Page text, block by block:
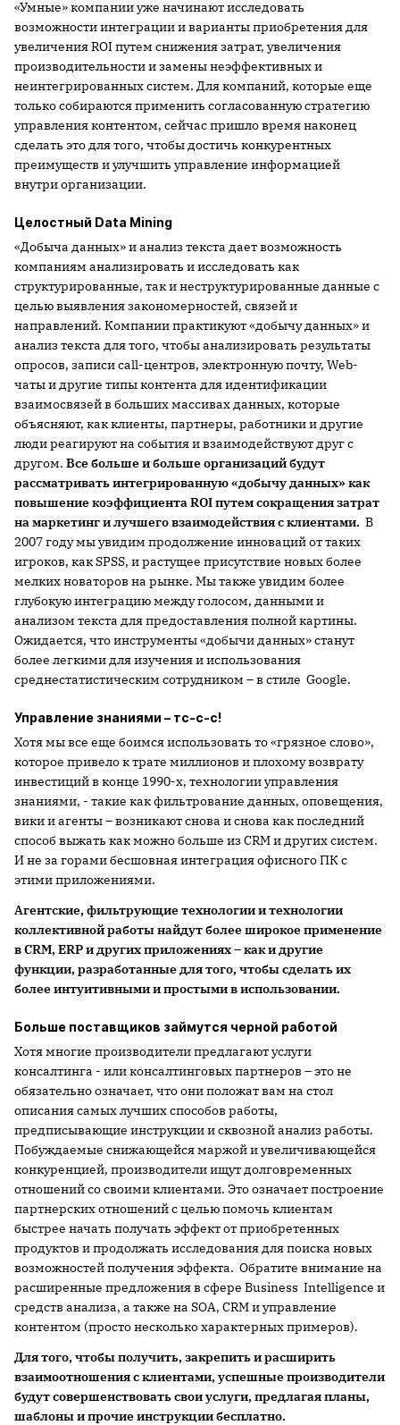
«Умные» компании уже начинают исследовать
возможности интеграции и варианты приобретения для
увеличения ROI путем снижения затрат, увеличения
производительности и замены неэффективных и
неинтегрированных систем. Для компаний, которые еще
только собираются применить согласованную стратегию
управления контентом, сейчас пришло время наконец
сделать это для того, чтобы достичь конкурентных
преимуществ и улучшить управление информацией
внутри организации.
Целостный Data Mining
«Добыча данных» и анализ текста дает возможность
компаниям анализировать и исследовать как
структурированные, так и неструктурированные данные с
целью выявления закономерностей, связей и
направлений. Компании практикуют «добычу данных» и
анализ текста для того, чтобы анализировать результаты
опросов, записи call-центров, электронную почту, Web-
чаты и другие типы контента для идентификации
взаимосвязей в больших массивах данных, которые
объясняют, как клиенты, партнеры, работники и другие
люди реагируют на события и взаимодействуют друг с
другом. Все больше и больше организаций будут
рассматривать интегрированную «добычу данных» как
повышение коэффициента ROI путем сокращения затрат
на маркетинг и лучшего взаимодействия с клиентами. В
2007 году мы увидим продолжение инноваций от таких
игроков, как SPSS, и растущее присутствие новых более
мелких новаторов на рынке. Мы также увидим более
глубокую интеграцию между голосом, данными и
анализом текста для предоставления полной картины.
Ожидается, что инструменты «добычи данных» станут
более легкими для изучения и использования
среднестатистическим сотрудником – в стиле Google.
Управление знаниями – тс-с-с!
Хотя мы все еще боимся использовать то «грязное слово»,
которое привело к трате миллионов и плохому возврату
инвестиций в конце 1990-х, технологии управления
знаниями, - такие как фильтрование данных, оповещения,
вики и агенты – возникают снова и снова как последний
способ выжать как можно больше из CRM и других систем.
И не за горами бесшовная интеграция офисного ПК с
этими приложениями.
Агентские, фильтрующие технологии и технологии
коллективной работы найдут более широкое применение
в CRM, ERP и других приложениях – как и другие
функции, разработанные для того, чтобы сделать их
более интуитивными и простыми в использовании.
Больше поставщиков займутся черной работой
Хотя многие производители предлагают услуги
консалтинга - или консалтинговых партнеров – это не
обязательно означает, что они положат вам на стол
описания самых лучших способов работы,
предписывающие инструкции и сквозной анализ работы.
Побуждаемые снижающейся маржой и увеличивающейся
конкуренцией, производители ищут долговременных
отношений со своими клиентами. Это означает построение
партнерских отношений с целью помочь клиентам
быстрее начать получать эффект от приобретенных
продуктов и продолжать исследования для поиска новых
возможностей получения эффекта. Обратите внимание на
расширенные предложения в сфере Business Intelligence и
средств анализа, а также на SOA, CRM и управление
контентом (просто несколько характерных примеров).
Для того, чтобы получить, закрепить и расширить
взаимоотношения с клиентами, успешные производители
будут совершенствовать свои услуги, предлагая планы,
шаблоны и прочие инструкции бесплатно.